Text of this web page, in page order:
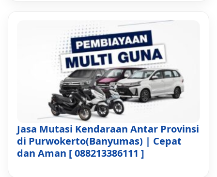
Jasa Mutasi Kendaraan Antar Provinsi
di Purwokerto(Banyumas) | Cepat
dan Aman [ 088213386111 ]